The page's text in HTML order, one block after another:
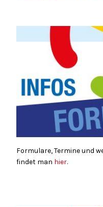
Formulare, Termine und
findet man hier.